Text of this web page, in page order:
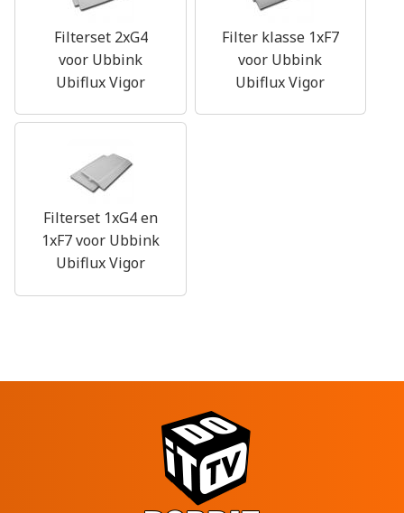
Filterset 2xG4
voor Ubbink
Ubiflux Vigor
Filter klasse 1xF7
voor Ubbink
Ubiflux Vigor
Filterset 1xG4 en
1xF7 voor Ubbink
Ubiflux Vigor